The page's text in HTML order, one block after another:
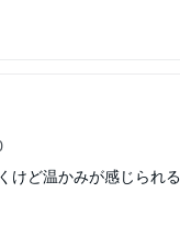
けど温かみが感じられる